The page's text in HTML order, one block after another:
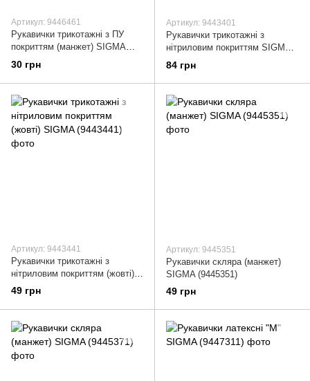
Артикул: 9446461
Рукавички трикотажні з ПУ
покриттям (манжет) SIGMA
(9446461)
30 грн
Артикул: 9443401
Рукавички трикотажні з
нітриловим покриттям SIGMA
(9443401)
84 грн
Артикул: 9443441
Рукавички трикотажні з
нітриловим покриттям (жовті)
SIGMA (9443441)
49 грн
Артикул: 9445351
Рукавички скляра (манжет)
SIGMA (9445351)
49 грн